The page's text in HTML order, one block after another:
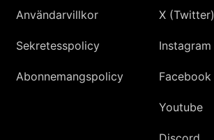
Användarvillkor
Sekretesspolicy
Abonnemangspolicy
X (Twitter)
Instagram
Facebook
Youtube